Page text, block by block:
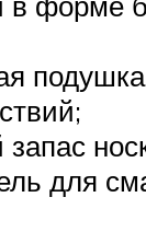
запас
для